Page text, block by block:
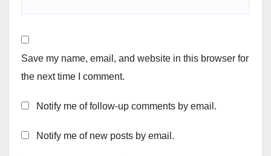
Save my name, email, and website in this browser for
the next time I comment.
Notify me of follow-up comments by email.
Notify me of new posts by email.